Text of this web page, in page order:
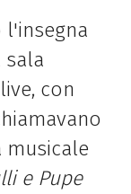
l'insegna
con
musicale
e Pupe